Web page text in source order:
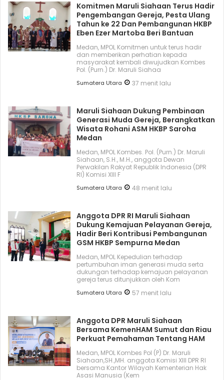
Komitmen Maruli Siahaan Terus Hadir
Pengembangan Gereja, Pesta Ulang
Tahun ke 22 Dan Pembangunan HKBP
Eben Ezer Martoba Beri Bantuan
Medan, MPOL Komitmen untuk terus hadir
dan memberikan perhatian kepada
masyarakat kembali diwujudkan Kombes
Pol. (Purn.) Dr. Maruli Siahaa
Sumatera Utara 37 menit lalu
Maruli Siahaan Dukung Pembinaan
Generasi Muda Gereja, Berangkatkan
Wisata Rohani ASM HKBP Saroha
Medan
Medan, MPOL Kombes. Pol. (Purn.) Dr. Maruli
Siahaan, S.H., M.H., anggota Dewan
Perwakilan Rakyat Republik Indonesia (DPR
RI) Komisi XIII F
Sumatera Utara 48 menit lalu
Anggota DPR RI Maruli Siahaan
Dukung Kemajuan Pelayanan Gereja,
Hadir Beri Kontribusi Pembangunan
GSM HKBP Sempurna Medan
Medan, MPOL Kepedulian terhadap
pertumbuhan iman generasi muda serta
dukungan terhadap kemajuan pelayanan
gereja terus ditunjukkan oleh Kom
Sumatera Utara 57 menit lalu
Anggota DPR Maruli Siahaan
Bersama KemenHAM Sumut dan Riau
Perkuat Pemahaman Tentang HAM
Medan, MPOL Kombes Pol (P) Dr. Maruli
Siahaan,SH.,MH. anggota Komisi XIII DPR RI
bersama Kantor Wilayah Kementerian Hak
Asasi Manusia (Kem